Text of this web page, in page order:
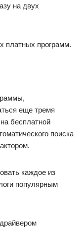
на двух
платных программ.
еще тремя
бесплатной
поиска
каждое из
популярным